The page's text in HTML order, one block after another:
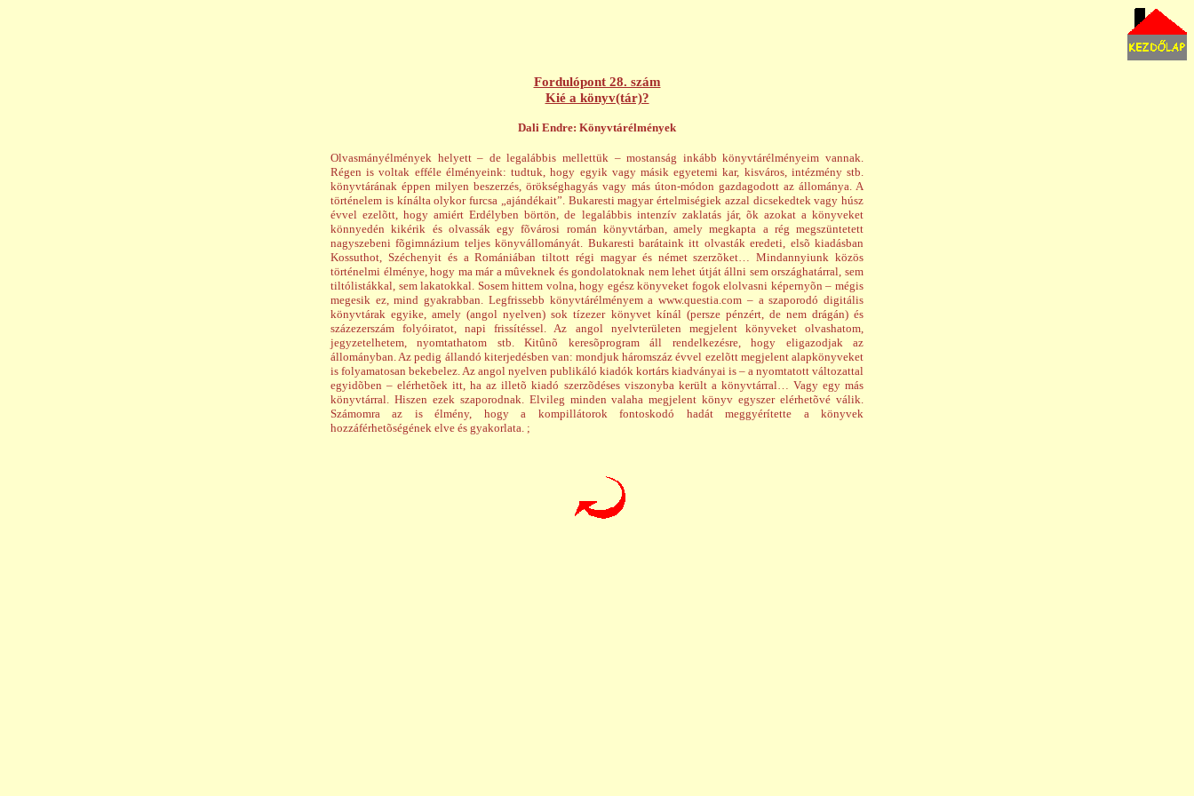
Fordulópont 28. szám
Kié a könyv(tár)?
Dali Endre: Könyvtárélmények
Olvasmányélmények helyett – de legalábbis mellettük – mostanság inkább könyvtárélményeim vannak.
Régen is voltak efféle élményeink: tudtuk, hogy egyik vagy másik egyetemi kar, kisváros, intézmény stb.
könyvtárának éppen milyen beszerzés, örökséghagyás vagy más úton-módon gazdagodott az állománya. A
történelem is kínálta olykor furcsa „ajándékait”. Bukaresti magyar értelmiségiek azzal dicsekedtek vagy húsz
évvel ezelõtt, hogy amiért Erdélyben börtön, de legalábbis intenzív zaklatás jár, õk azokat a könyveket
könnyedén kikérik és olvassák egy fõvárosi román könyvtárban, amely megkapta a rég megszüntetett
nagyszebeni fõgimnázium teljes könyvállományát. Bukaresti barátaink itt olvasták eredeti, elsõ kiadásban
Kossuthot, Széchenyit és a Romániában tiltott régi magyar és német szerzõket… Mindannyiunk közös
történelmi élménye, hogy ma már a mûveknek és gondolatoknak nem lehet útját állni sem országhatárral, sem
tiltólistákkal, sem lakatokkal. Sosem hittem volna, hogy egész könyveket fogok elolvasni képernyõn – mégis
megesik ez, mind gyakrabban. Legfrissebb könyvtárélményem a www.questia.com – a szaporodó digitális
könyvtárak egyike, amely (angol nyelven) sok tízezer könyvet kínál (persze pénzért, de nem drágán) és
százezerszám folyóiratot, napi frissítéssel. Az angol nyelvterületen megjelent könyveket olvashatom,
jegyzetelhetem, nyomtathatom stb. Kitûnõ keresõprogram áll rendelkezésre, hogy eligazodjak az
állományban. Az pedig állandó kiterjedésben van: mondjuk háromszáz évvel ezelõtt megjelent alapkönyveket
is folyamatosan bekebelez. Az angol nyelven publikáló kiadók kortárs kiadványai is – a nyomtatott változattal
egyidõben – elérhetõek itt, ha az illetõ kiadó szerzõdéses viszonyba került a könyvtárral… Vagy egy más
könyvtárral. Hiszen ezek szaporodnak. Elvileg minden valaha megjelent könyv egyszer elérhetõvé válik.
Számomra az is élmény, hogy a kompillátorok fontoskodó hadát meggyérítette a könyvek
hozzáférhetõségének elve és gyakorlata. ;